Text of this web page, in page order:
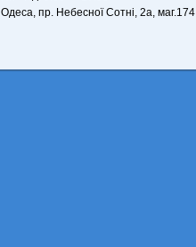
Одеса, пр. Небесної Сотні, 2а, маг.174